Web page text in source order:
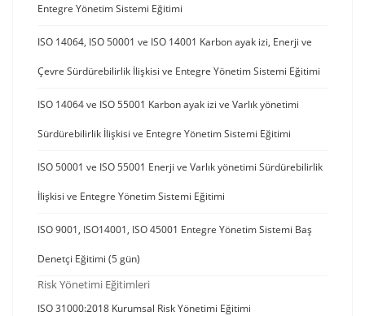
Entegre Yönetim Sistemi Eğitimi
ISO 14064, ISO 50001 ve ISO 14001 Karbon ayak izi, Enerji ve
Çevre Sürdürebilirlik İlişkisi ve Entegre Yönetim Sistemi Eğitimi
ISO 14064 ve ISO 55001 Karbon ayak izi ve Varlık yönetimi
Sürdürebilirlik İlişkisi ve Entegre Yönetim Sistemi Eğitimi
ISO 50001 ve ISO 55001 Enerji ve Varlık yönetimi Sürdürebilirlik
İlişkisi ve Entegre Yönetim Sistemi Eğitimi
ISO 9001, ISO14001, ISO 45001 Entegre Yönetim Sistemi Baş
Denetçi Eğitimi (5 gün)
Risk Yönetimi Eğitimleri
ISO 31000:2018 Kurumsal Risk Yönetimi Eğitimi